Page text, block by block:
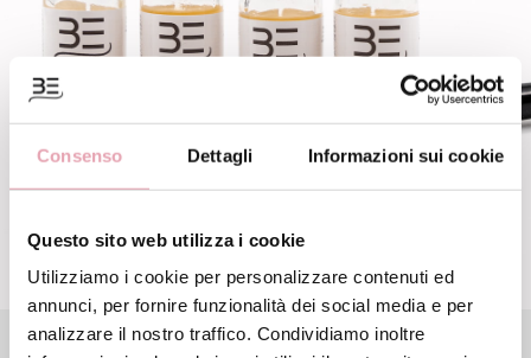
Consenso Dettagli Informazioni sui cookie
Questo sito web utilizza i cookie
Utilizziamo i cookie per personalizzare contenuti ed
annunci, per fornire funzionalità dei social media e per
analizzare il nostro traffico. Condividiamo inoltre